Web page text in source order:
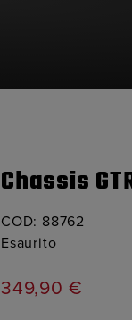
Chassis
COD: 88762
Esaurito
349,90 €